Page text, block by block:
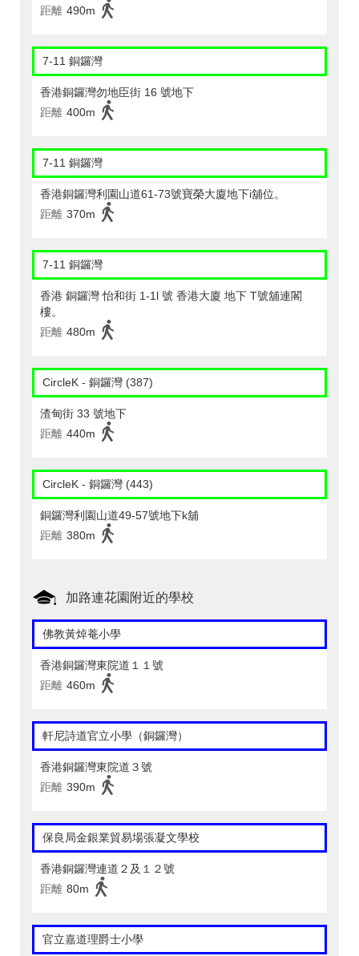
距離 490m
7-11 銅鑼灣
香港銅鑼灣勿地臣街 16 號地下
距離 400m
7-11 銅鑼灣
香港銅鑼灣利園山道61-73號寶榮大廈地下i舖位。
距離 370m
7-11 銅鑼灣
香港 銅鑼灣 怡和街 1-1l 號 香港大廈 地下 T號舖連閣
樓。
距離 480m
CircleK - 銅鑼灣 (387)
渣甸街 33 號地下
距離 440m
CircleK - 銅鑼灣 (443)
銅鑼灣利園山道49-57號地下k舖
距離 380m
加路連花園附近的學校
佛教黃焯菴小學
香港銅鑼灣東院道１１號
距離 460m
軒尼詩道官立小學（銅鑼灣）
香港銅鑼灣東院道３號
距離 390m
保良局金銀業貿易場張凝文學校
香港銅鑼灣連道２及１２號
距離 80m
官立嘉道理爵士小學